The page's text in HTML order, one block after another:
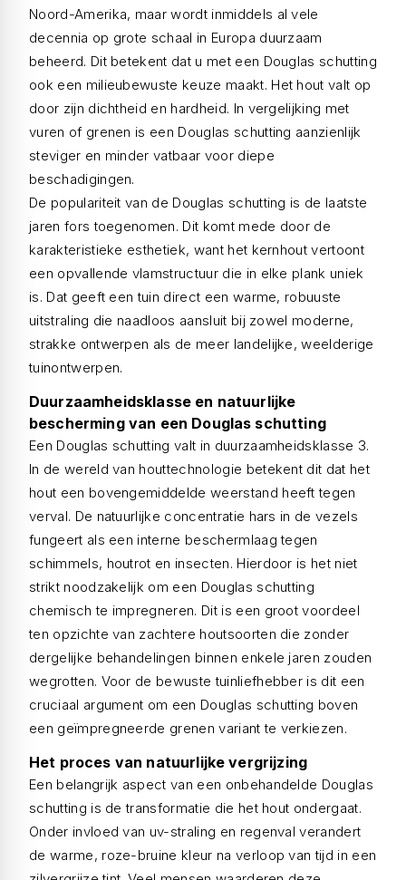
Noord-Amerika, maar wordt inmiddels al vele
decennia op grote schaal in Europa duurzaam
beheerd. Dit betekent dat u met een Douglas schutting
ook een milieubewuste keuze maakt. Het hout valt op
door zijn dichtheid en hardheid. In vergelijking met
vuren of grenen is een Douglas schutting aanzienlijk
steviger en minder vatbaar voor diepe
beschadigingen.
De populariteit van de Douglas schutting is de laatste
jaren fors toegenomen. Dit komt mede door de
karakteristieke esthetiek, want het kernhout vertoont
een opvallende vlamstructuur die in elke plank uniek
is. Dat geeft een tuin direct een warme, robuuste
uitstraling die naadloos aansluit bij zowel moderne,
strakke ontwerpen als de meer landelijke, weelderige
tuinontwerpen.
Duurzaamheidsklasse en natuurlijke
bescherming van een Douglas schutting
Een Douglas schutting valt in duurzaamheidsklasse 3.
In de wereld van houttechnologie betekent dit dat het
hout een bovengemiddelde weerstand heeft tegen
verval. De natuurlijke concentratie hars in de vezels
fungeert als een interne beschermlaag tegen
schimmels, houtrot en insecten. Hierdoor is het niet
strikt noodzakelijk om een Douglas schutting
chemisch te impregneren. Dit is een groot voordeel
ten opzichte van zachtere houtsoorten die zonder
dergelijke behandelingen binnen enkele jaren zouden
wegrotten. Voor de bewuste tuinliefhebber is dit een
cruciaal argument om een Douglas schutting boven
een geïmpregneerde grenen variant te verkiezen.
Het proces van natuurlijke vergrijzing
Een belangrijk aspect van een onbehandelde Douglas
schutting is de transformatie die het hout ondergaat.
Onder invloed van uv-straling en regenval verandert
de warme, roze-bruine kleur na verloop van tijd in een